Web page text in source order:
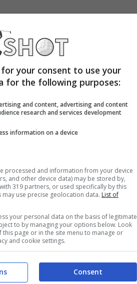
realizzata dal giornalista
your consent to use your
for the following purposes:
and content, advertising and content
research and services development
information on a device
processed and information from your device
and other device data) may be stored by,
319 partners, or used specifically by this
use precise geolocation data. List of
your personal data on the basis of legitimate
to by managing your options below. Look
page or in the site menu to manage or
and cookie settings.
Consent